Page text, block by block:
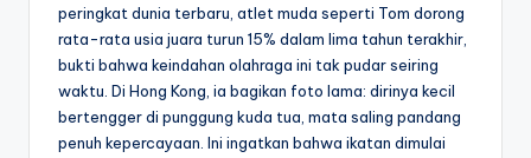
peringkat dunia terbaru, atlet muda seperti Tom dorong
rata-rata usia juara turun 15% dalam lima tahun terakhir,
bukti bahwa keindahan olahraga ini tak pudar seiring
waktu. Di Hong Kong, ia bagikan foto lama: dirinya kecil
bertengger di punggung kuda tua, mata saling pandang
penuh kepercayaan. Ini ingatkan bahwa ikatan dimulai